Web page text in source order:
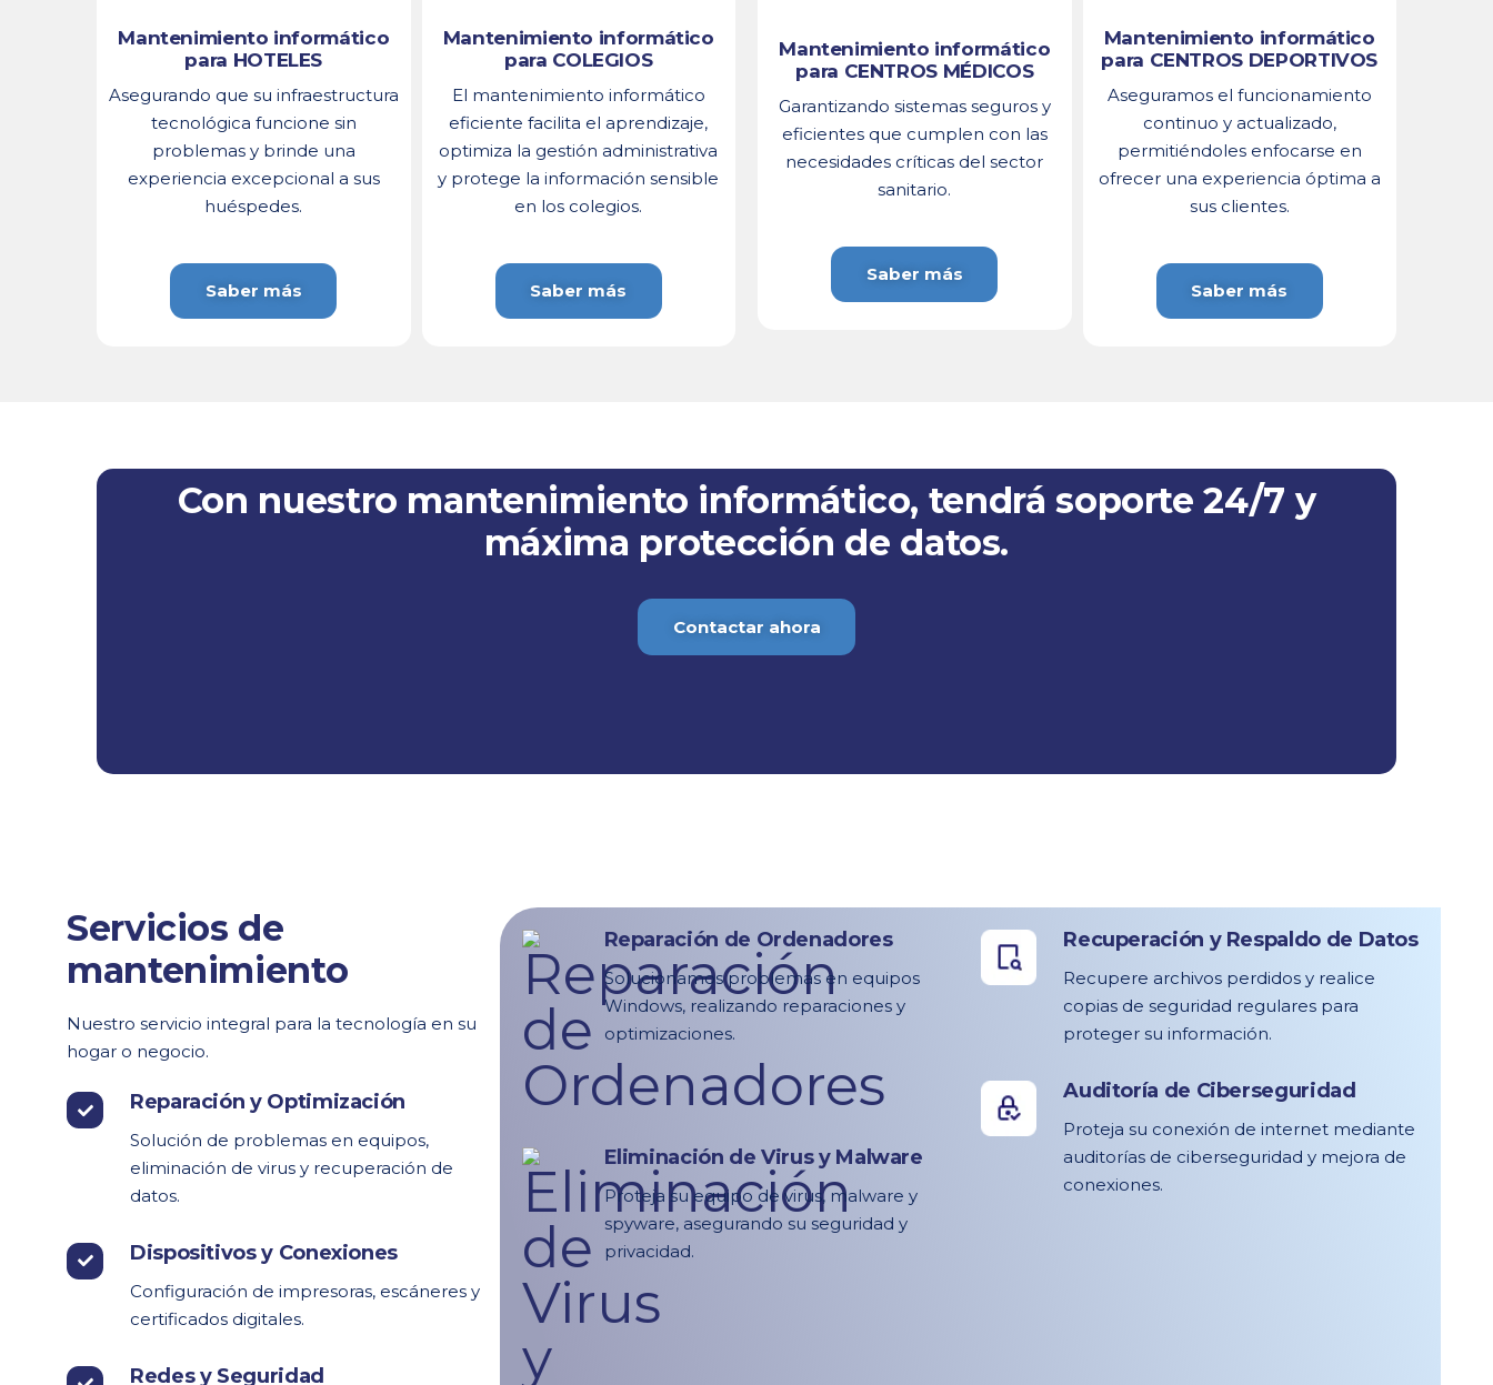
Mantenimiento informático
para HOTELES
Asegurando que su infraestructura
tecnológica funcione sin
problemas y brinde una
experiencia excepcional a sus
huéspedes.
Saber más
Mantenimiento informático
para COLEGIOS
El mantenimiento informático
eficiente facilita el aprendizaje,
optimiza la gestión administrativa
y protege la información sensible
en los colegios.
Saber más
Mantenimiento informático
para CENTROS MÉDICOS
Garantizando sistemas seguros y
eficientes que cumplen con las
necesidades críticas del sector
sanitario.
Saber más
Mantenimiento informático
para CENTROS DEPORTIVOS
Aseguramos el funcionamiento
continuo y actualizado,
permitiéndoles enfocarse en
ofrecer una experiencia óptima a
sus clientes.
Saber más
Con nuestro mantenimiento informático, tendrá soporte 24/7 y
máxima protección de datos.
Contactar ahora
Servicios de
mantenimiento
Nuestro servicio integral para la tecnología en su
hogar o negocio.
Reparación y Optimización
Solución de problemas en equipos,
eliminación de virus y recuperación de
datos.
Dispositivos y Conexiones
Configuración de impresoras, escáneres y
certificados digitales.
Redes y Seguridad
Reparación de Ordenadores
Solucionamos problemas en equipos
Windows, realizando reparaciones y
optimizaciones.
Eliminación de Virus y Malware
Proteja su equipo de virus, malware y
spyware, asegurando su seguridad y
privacidad.
Recuperación y Respaldo de Datos
Recupere archivos perdidos y realice
copias de seguridad regulares para
proteger su información.
Auditoría de Ciberseguridad
Proteja su conexión de internet mediante
auditorías de ciberseguridad y mejora de
conexiones.